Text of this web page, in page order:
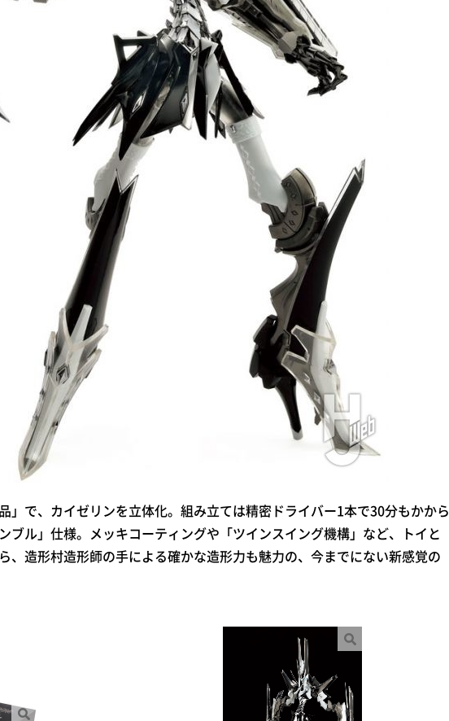
」で、カイゼリンを立体化。組み立ては精密ドライバー1本で30分もかから
ブル」仕様。メッキコーティングや「ツインスイング機構」など、トイと
、造形村造形師の手による確かな造形力も魅力の、今までにない新感覚の